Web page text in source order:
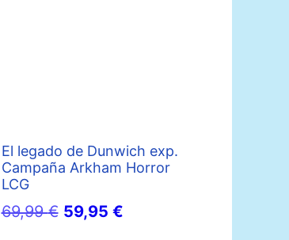
El legado de Dunwich exp.
Campaña Arkham Horror
LCG
69,99€ El
59,95 €El